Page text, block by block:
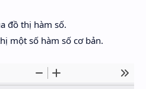
đồ thị hàm số.
một số hàm số cơ bản.